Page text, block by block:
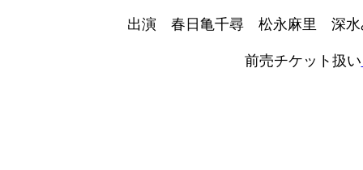
出演 春日亀千尋 松永麻里 深
前売チケット扱い